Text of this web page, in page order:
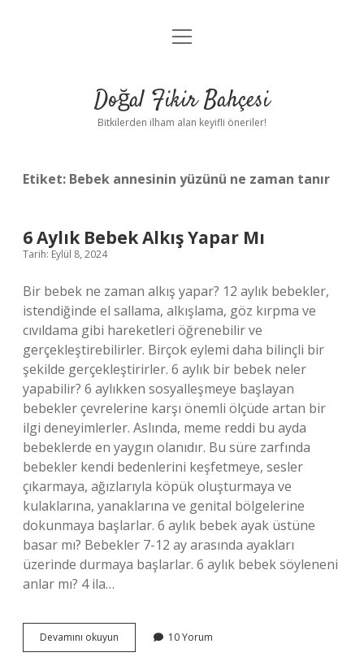
Anasayfa
Yasal Uyarı
menüyü
Doğal Fikir Bahçesi
Bitkilerden ilham alan keyifli öneriler!
Etiket: Bebek annesinin yüzünü ne zaman tanır
6 Aylık Bebek Alkış Yapar Mı
Tarih: Eylül 8, 2024
Bir bebek ne zaman alkış yapar? 12 aylık bebekler,
istendiğinde el sallama, alkışlama, göz kırpma ve
cıvıldama gibi hareketleri öğrenebilir ve
gerçekleştirebilirler. Birçok eylemi daha bilinçli bir
şekilde gerçekleştirirler. 6 aylık bir bebek neler
yapabilir? 6 aylıkken sosyalleşmeye başlayan
bebekler çevrelerine karşı önemli ölçüde artan bir
ilgi deneyimlerler. Aslında, meme reddi bu ayda
bebeklerde en yaygın olanıdır. Bu süre zarfında
bebekler kendi bedenlerini keşfetmeye, sesler
çıkarmaya, ağızlarıyla köpük oluşturmaya ve
kulaklarına, yanaklarına ve genital bölgelerine
dokunmaya başlarlar. 6 aylık bebek ayak üstüne
basar mı? Bebekler 7-12 ay arasında ayakları
üzerinde durmaya başlarlar. 6 aylık bebek söyleneni
anlar mı? 4 ila…
Devamını okuyun
Aylık
10 Yorum